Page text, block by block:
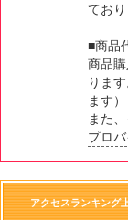
ており
■商品
商品
りま
ます）
また
プロ
アクセスランキング